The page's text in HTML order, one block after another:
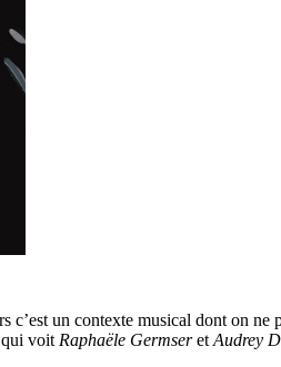
un contexte musical dont on
qui voit Raphaële Germseret Audrey